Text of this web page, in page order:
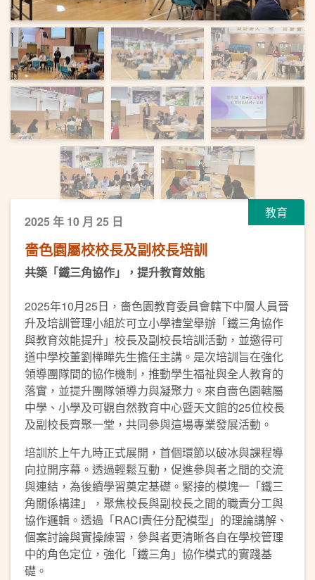
教育
2025 年 10 月 25 日
嗇色園屬校校長及副校長培訓
共築「鐵三角協作」，提升教育效能
2025年10月25日，嗇色園教育委員會轄下中層人員晉
升及培訓管理小組於可立小學禮堂舉辦「鐵三角協作
與教育效能提升」校長及副校長培訓活動，並邀得可
道中學校董劉樺曄先生擔任主講。是次培訓旨在強化
領導團隊間的協作機制，推動學生福祉與全人教育的
落實，並提升團隊領導力與凝聚力。來自嗇色園轄屬
中學、小學及可觀自然教育中心暨天文館的25位校長
及副校長齊聚一堂，共同參與這場專業發展活動。
培訓於上午九時正式展開，首個環節以破冰與課程導
向拉開序幕。透過輕鬆互動，促進參與者之間的交流
與連結，為後續學習奠定基礎。緊接的模塊一「鐵三
角關係構建」，聚焦校長與副校長之間的職責分工與
協作邏輯。透過「RACI責任分配模型」的理論講解、
個案討論與實操練習，參與者更清晰各自在學校管理
中的角色定位，強化「鐵三角」協作模式的實踐基
礎。